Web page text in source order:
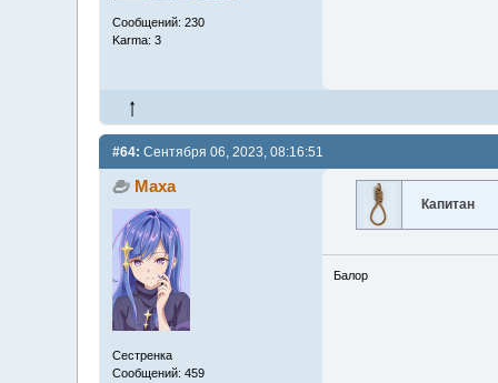
Сообщений: 230
Karma: 3
#64: Сентября 06, 2023, 08:16:51
Маха
Сестренка
Сообщений: 459
Капитан
Балор